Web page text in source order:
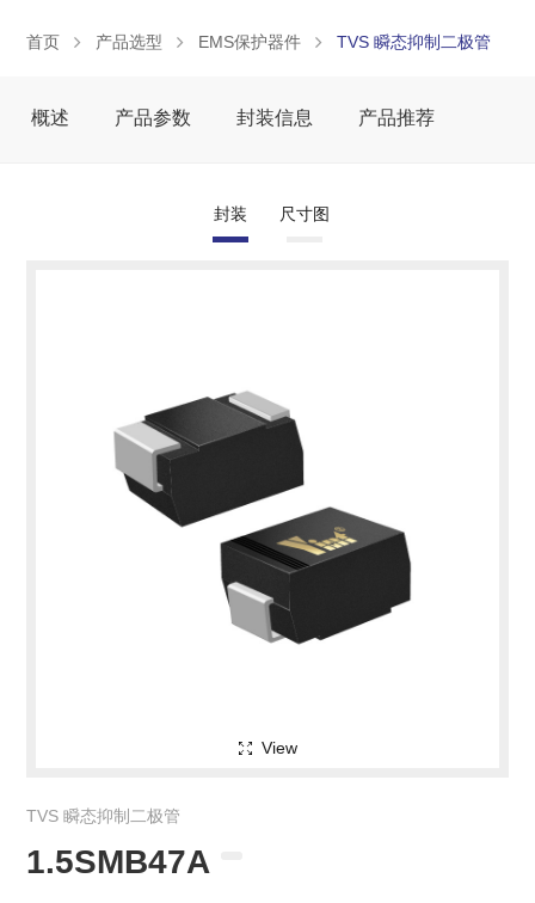
首页 产品选型 EMS保护器件 TVS 瞬态抑制二极管
概述 产品参数 封装信息 产品推荐
封装 尺寸图
View
TVS 瞬态抑制二极管
1.5SMB47A